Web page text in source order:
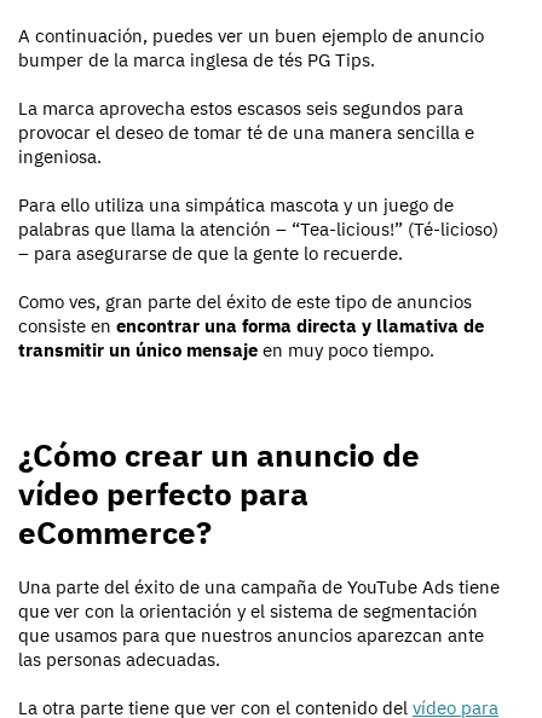
A continuación, puedes ver un buen ejemplo de anuncio
bumper de la marca inglesa de tés PG Tips.
La marca aprovecha estos escasos seis segundos para
provocar el deseo de tomar té de una manera sencilla e
ingeniosa.
Para ello utiliza una simpática mascota y un juego de
palabras que llama la atención – “Tea-licious!” (Té-licioso)
– para asegurarse de que la gente lo recuerde.
Como ves, gran parte del éxito de este tipo de anuncios
consiste en encontrar una forma directa y llamativa de
transmitir un único mensaje en muy poco tiempo.
¿Cómo crear un anuncio de
vídeo perfecto para
eCommerce?
Una parte del éxito de una campaña de YouTube Ads tiene
que ver con la orientación y el sistema de segmentación
que usamos para que nuestros anuncios aparezcan ante
las personas adecuadas.
La otra parte tiene que ver con el contenido del vídeo para